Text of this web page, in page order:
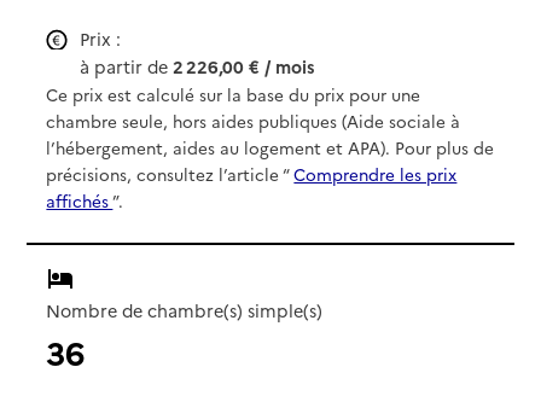
Prix :
à partir de2 226,00 € / mois
Ce prix est calculé sur la base du prix pour une
chambre seule, hors aides publiques (Aide sociale à
l’hébergement, aides au logement et APA). Pour plus de
précisions, consultez l’article “Comprendre les prix
affichés”.
Nombre de chambre(s) simple(s)
36